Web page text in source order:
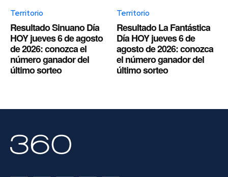
Territorio
Resultado Sinuano Día
HOY jueves 6 de agosto
de 2026: conozca el
número ganador del
último sorteo
Territorio
Resultado La Fantástica
Día HOY jueves 6 de
agosto de 2026: conozca
el número ganador del
último sorteo